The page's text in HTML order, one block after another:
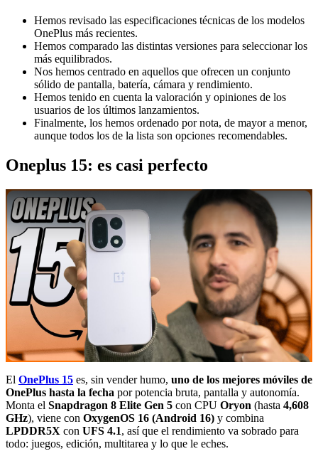
Hemos revisado las especificaciones técnicas de los modelos
OnePlus más recientes.
Hemos comparado las distintas versiones para seleccionar los
más equilibrados.
Nos hemos centrado en aquellos que ofrecen un conjunto
sólido de pantalla, batería, cámara y rendimiento.
Hemos tenido en cuenta la valoración y opiniones de los
usuarios de los últimos lanzamientos.
Finalmente, los hemos ordenado por nota, de mayor a menor,
aunque todos los de la lista son opciones recomendables.
Oneplus 15: es casi perfecto
El OnePlus 15 es, sin vender humo, uno de los mejores móviles de
OnePlus hasta la fecha por potencia bruta, pantalla y autonomía.
Monta el Snapdragon 8 Elite Gen 5 con CPU Oryon (hasta 4,608
GHz), viene con OxygenOS 16 (Android 16) y combina
LPDDR5X con UFS 4.1, así que el rendimiento va sobrado para
todo: juegos, edición, multitarea y lo que le eches.